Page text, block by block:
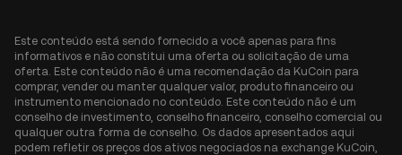
Este conteúdo está sendo fornecido a você apenas para fins
informativos e não constitui uma oferta ou solicitação de uma
oferta. Este conteúdo não é uma recomendação da KuCoin para
comprar, vender ou manter qualquer valor, produto financeiro ou
instrumento mencionado no conteúdo. Este conteúdo não é um
conselho de investimento, conselho financeiro, conselho comercial ou
qualquer outra forma de conselho. Os dados apresentados aqui
podem refletir os preços dos ativos negociados na exchange KuCoin,